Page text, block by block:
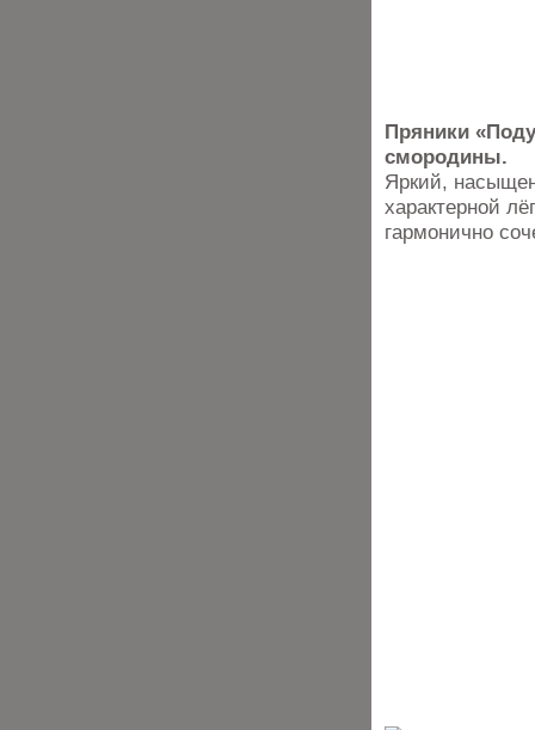
Пряники
смородины.
Яркий,
характерной
гармонично